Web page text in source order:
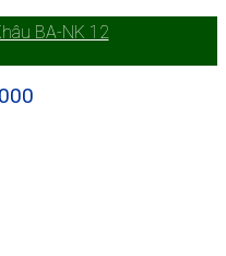
BA-NK 12